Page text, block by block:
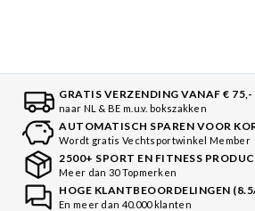
GRATIS VERZENDING VANAF € 75,-
naar NL & BE m.u.v. bokszakken
AUTOMATISCH SPAREN VOOR
Wordt gratis Vechtsportwinkel Member
2500+ SPORT EN FITNESS
Meer dan 30 Topmerken
HOGE KLANTBEOORDELINGEN
En meer dan 40.000 klanten